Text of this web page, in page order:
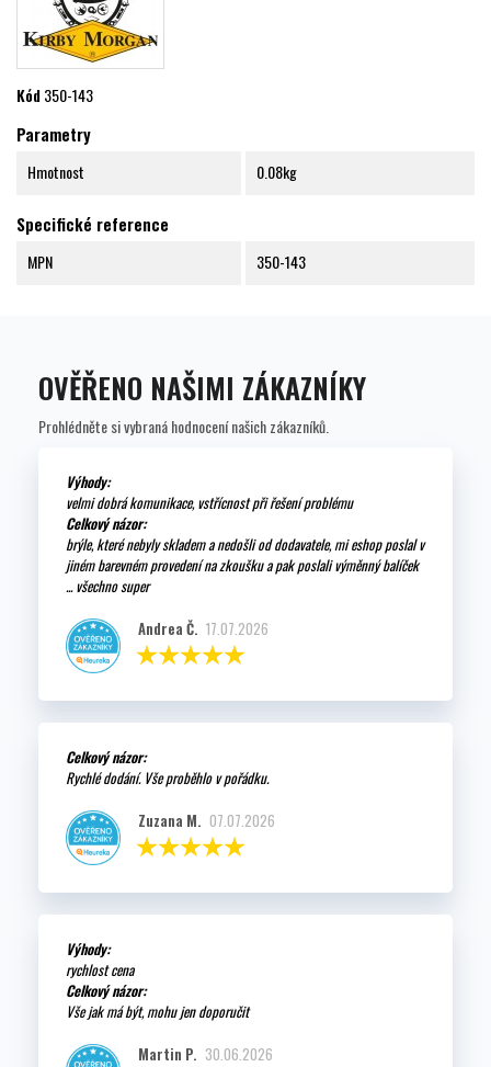
Kód350-143
Parametry
Hmotnost 0.08kg
Specifické reference
MPN 350-143
OVĚŘENO NAŠIMI ZÁKAZNÍKY
Prohlédněte si vybraná hodnocení našich zákazníků.
Výhody:
velmi dobrá komunikace, vstřícnost při řešení problému
Celkový názor:
brýle, které nebyly skladem a nedošli od dodavatele, mi eshop poslal v
jiném barevném provedení na zkoušku a pak poslali výměnný balíček
... všechno super
Andrea Č. 17.07.2026
Celkový názor:
Rychlé dodání. Vše proběhlo v pořádku.
Zuzana M. 07.07.2026
Výhody:
rychlost cena
Celkový názor:
Vše jak má být, mohu jen doporučit
Martin P. 30.06.2026